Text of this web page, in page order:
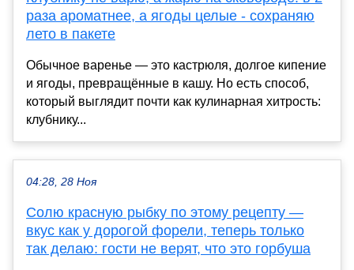
раза ароматнее, а ягоды целые - сохраняю
лето в пакете
Обычное варенье — это кастрюля, долгое кипение
и ягоды, превращённые в кашу. Но есть способ,
который выглядит почти как кулинарная хитрость:
клубнику...
04:28, 28 Ноя
Солю красную рыбку по этому рецепту —
вкус как у дорогой форели, теперь только
так делаю: гости не верят, что это горбуша